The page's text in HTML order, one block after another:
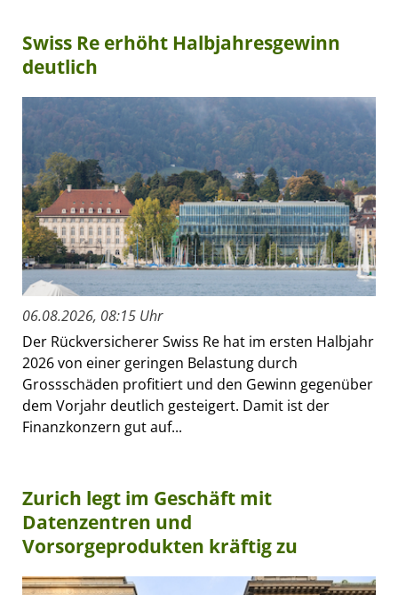
Swiss Re erhöht Halbjahresgewinn
deutlich
06.08.2026, 08:15 Uhr
Der Rückversicherer Swiss Re hat im ersten Halbjahr
2026 von einer geringen Belastung durch
Grossschäden profitiert und den Gewinn gegenüber
dem Vorjahr deutlich gesteigert. Damit ist der
Finanzkonzern gut auf...
Zurich legt im Geschäft mit
Datenzentren und
Vorsorgeprodukten kräftig zu